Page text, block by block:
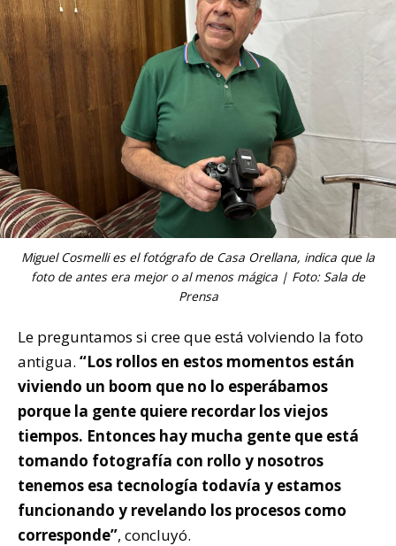
Miguel Cosmelli es el fotógrafo de Casa Orellana, indica que la
foto de antes era mejor o al menos mágica | Foto: Sala de
Prensa
Le preguntamos si cree que está volviendo la foto
antigua. “Los rollos en estos momentos están
viviendo un boom que no lo esperábamos
porque la gente quiere recordar los viejos
tiempos. Entonces hay mucha gente que está
tomando fotografía con rollo y nosotros
tenemos esa tecnología todavía y estamos
funcionando y revelando los procesos como
corresponde”, concluyó.